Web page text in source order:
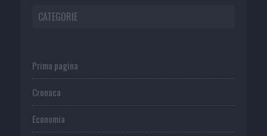
CATEGORIE
Prima pagina
Cronaca
Economia